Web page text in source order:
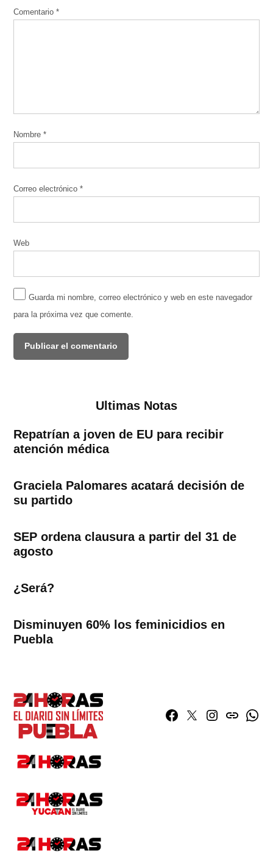
Comentario*
Nombre*
Correo electrónico*
Web
Guarda mi nombre, correo electrónico y web en este navegador
para la próxima vez que comente.
Ultimas Notas
Repatrían a joven de EU para recibir
atención médica
Graciela Palomares acatará decisión de
su partido
SEP ordena clausura a partir del 31 de
agosto
¿Será?
Disminuyen 60% los feminicidios en
Puebla
Facebook
TwitterInstagram
issuu